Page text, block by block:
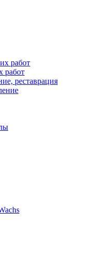
работ
работ
реставрация